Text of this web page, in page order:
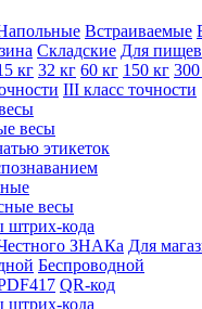
Встраиваемые
Складские Для
кг 32 кг 60 кг 150 кг
III класс точности
весы
этикеток
весы
штрих-кода
ЗНАКа Для
Беспроводной
QR-код
штрих-кода